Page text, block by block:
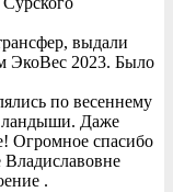
выдали
ЭкоВес 2023. Было
по весеннему
ландыши. Даже
Огромное спасибо
.